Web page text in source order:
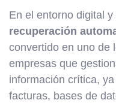
En el entorno digital
recuperación
convertido en uno de
empresas que
información crítica,
facturas, bases de